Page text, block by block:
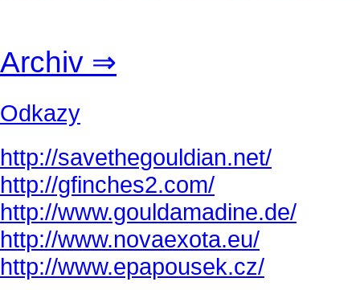
Archiv ⇒
Odkazy
http://savethegouldian.net/
http://gfinches2.com/
http://www.gouldamadine.de/
http://www.novaexota.eu/
http://www.epapousek.cz/